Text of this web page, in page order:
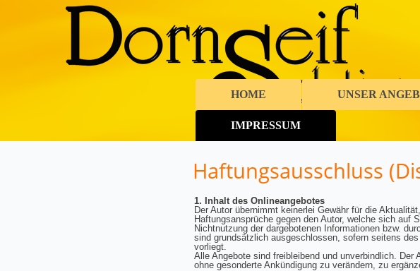
HOME UNSER
IMPRESSUM
Haftungsausschluss
1. Inhalt des Onlineangebotes
Der Autor übernimmt keinerlei Gewähr für die
Haftungsansprüche gegen den Autor, welche sich auf
Nichtnutzung der dargebotenen Informationen bzw.
sind grundsätzlich ausgeschlossen, sofern seitens
vorliegt.
Alle Angebote sind freibleibend und unverbindlich.
ohne gesonderte Ankündigung zu verändern, zu